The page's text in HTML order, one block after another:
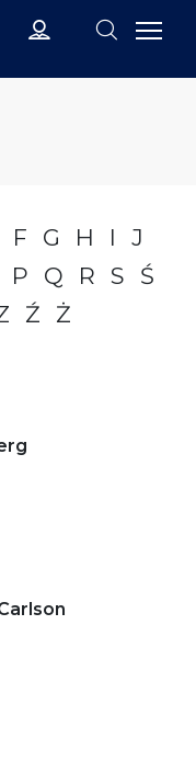
F G H I
J
P Q R S
Ś
Ź Ż